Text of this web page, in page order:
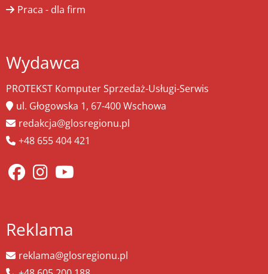
Praca - dla firm
Wydawca
PROTEKST Komputer Sprzedaż-Usługi-Serwis
ul. Głogowska 1, 67-400 Wschowa
redakcja@glosregionu.pl
+48 655 404 421
Reklama
reklama@glosregionu.pl